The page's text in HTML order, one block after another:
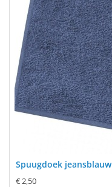
Spuugdoek jeansblauw
€ 2,50